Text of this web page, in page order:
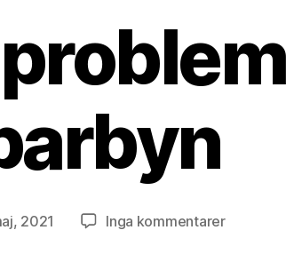
2021 Inga kommentarertill